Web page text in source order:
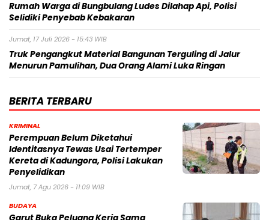
Rumah Warga di Bungbulang Ludes Dilahap Api, Polisi
Selidiki Penyebab Kebakaran
Jumat, 17 Juli 2026 - 15:43 WIB
Truk Pengangkut Material Bangunan Terguling di Jalur
Menurun Pamulihan, Dua Orang Alami Luka Ringan
BERITA TERBARU
KRIMINAL
Perempuan Belum Diketahui
Identitasnya Tewas Usai Tertemper
Kereta di Kadungora, Polisi Lakukan
Penyelidikan
Jumat, 7 Agu 2026 - 11:09 WIB
BUDAYA